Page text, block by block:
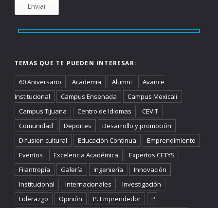
TEMAS QUE TE PUEDEN INTERESAR:
60 Aniversario Academia Alumni
Avance
Institucional
Campus Ensenada
Campus Mexicali
Campus Tijuana
Centro de Idiomas
CEVIT
Comunidad
Deportes
Desarrollo y promoción
Difusion cultural
Educación Continua
Emprendimiento
Eventos
Excelencia Académica
Expertos CETYS
Filantropía
Galería Ingeniería
Innovación
Institucional
Internacionales
Investigación
Liderazgo
Opinión P. Emprendedor
P.